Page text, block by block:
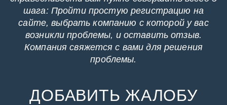
шага: Пройти простую регистрацию на
сайте, выбрать компанию с которой у вас
возникли проблемы, и оставить отзыв.
Компания свяжется с вами для решения
проблемы.
ДОБАВИТЬ ЖАЛОБУ